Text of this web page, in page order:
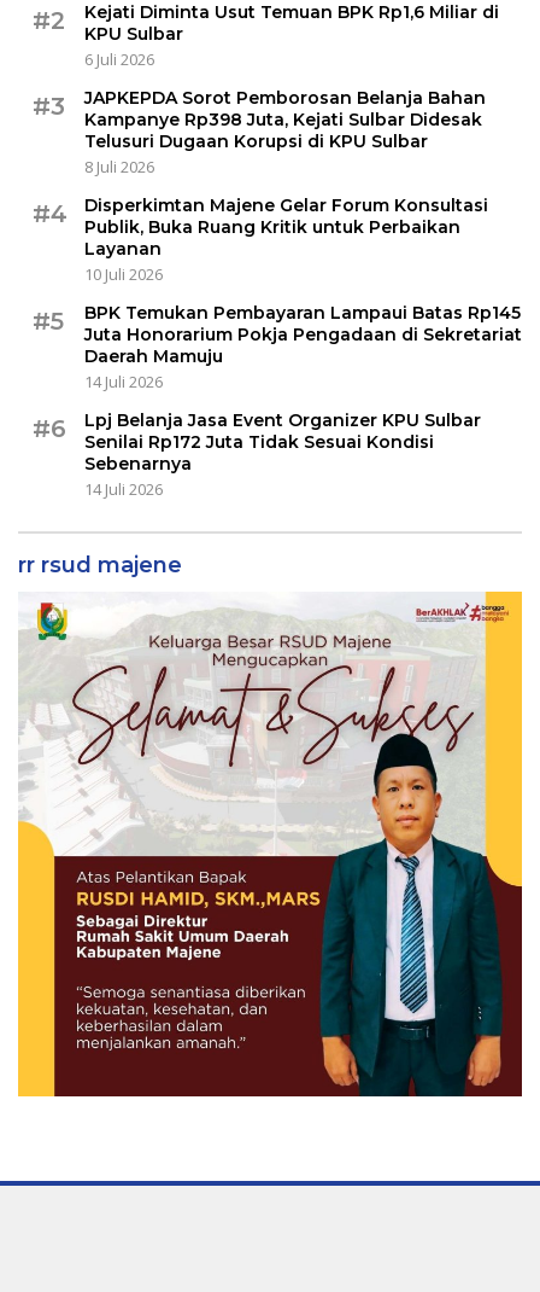
#2
Kejati Diminta Usut Temuan BPK Rp1,6 Miliar di
KPU Sulbar
6 Juli 2026
#3
JAPKEPDA Sorot Pemborosan Belanja Bahan
Kampanye Rp398 Juta, Kejati Sulbar Didesak
Telusuri Dugaan Korupsi di KPU Sulbar
8 Juli 2026
#4
Disperkimtan Majene Gelar Forum Konsultasi
Publik, Buka Ruang Kritik untuk Perbaikan
Layanan
10 Juli 2026
#5
BPK Temukan Pembayaran Lampaui Batas Rp145
Juta Honorarium Pokja Pengadaan di Sekretariat
Daerah Mamuju
14 Juli 2026
#6
Lpj Belanja Jasa Event Organizer KPU Sulbar
Senilai Rp172 Juta Tidak Sesuai Kondisi
Sebenarnya
14 Juli 2026
rr rsud majene